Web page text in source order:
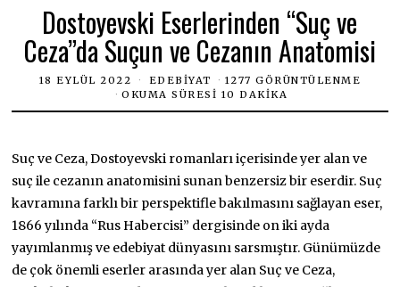
Dostoyevski Eserlerinden “Suç ve
Ceza”da Suçun ve Cezanın Anatomisi
18 EYLÜL 2022 EDEBIYAT
1277 GÖRÜNTÜLENME
OKUMA SÜRESI 10 DAKIKA
Suç ve Ceza, Dostoyevski romanları içerisinde yer alan ve
suç ile cezanın anatomisini sunan benzersiz bir eserdir. Suç
kavramına farklı bir perspektifle bakılmasını sağlayan eser,
1866 yılında “Rus Habercisi” dergisinde on iki ayda
yayımlanmış ve edebiyat dünyasını sarsmıştır. Günümüzde
de çok önemli eserler arasında yer alan Suç ve Ceza,